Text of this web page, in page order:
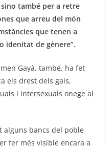
també per a retre
que arreu del món
que tenen a
idenitat de gènere”.
Gayà, també, ha fet
els drest dels gais,
i intersexuals onege al
alguns bancs del poble
fer més visible encara a